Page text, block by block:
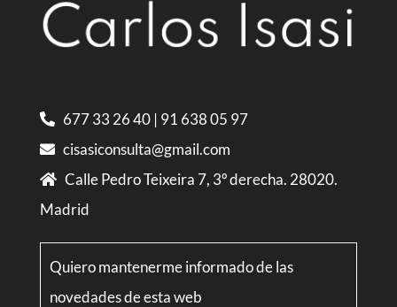
677 33 26 40| 91 638 05 97
cisasiconsulta@gmail.com
Calle Pedro Teixeira 7, 3º derecha. 28020.
Madrid
Quiero mantenerme informado de las
novedades de esta web